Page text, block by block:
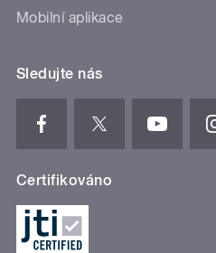
Mobilní aplikace
Sledujte nás
Certifikováno